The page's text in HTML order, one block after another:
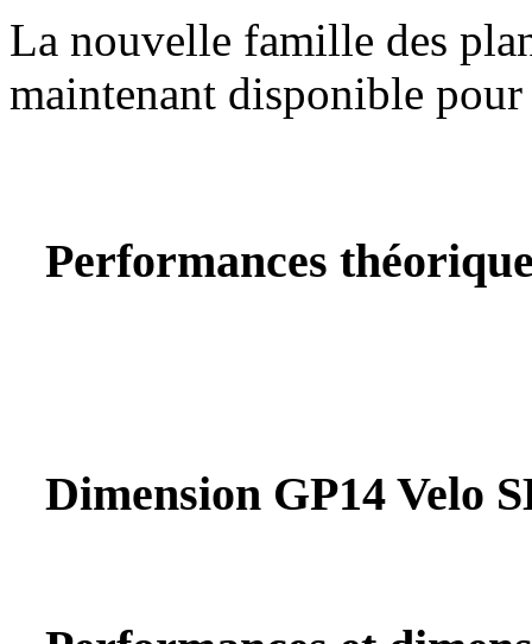
La nouvelle famille des
maintenant disponible pour
Performances
Dimension GP14 Velo